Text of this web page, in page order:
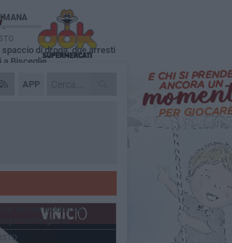
APP
spaccio di droga, due arresti
a Bisceglie
con la Pastasciutta
Bi-Marmi: un
alcune modifiche
prossimi giorni